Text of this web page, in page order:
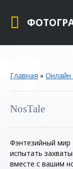
Главная » Онлайн
NosTale
Фэнтезийный мир
испытать
вместе с вашим